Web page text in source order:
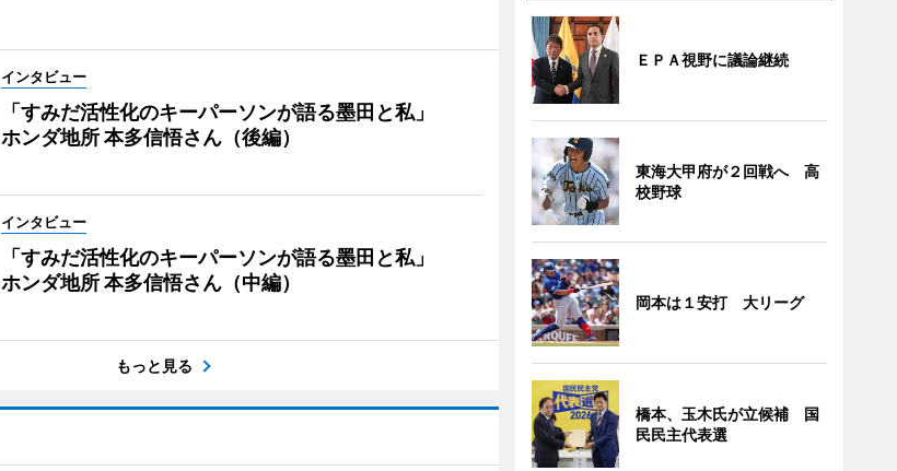
インタビュー
「すみだ活性化のキーパーソンが語る墨田と私」
ホンダ地所 本多信悟さん（後編）
インタビュー
「すみだ活性化のキーパーソンが語る墨田と私」
ホンダ地所 本多信悟さん（中編）
もっと見る
ＥＰＡ視野に議論継続
東海大甲府が２回戦へ 高
校野球
岡本は１安打 大リーグ
橋本、玉木氏が立候補 国
民民主代表選